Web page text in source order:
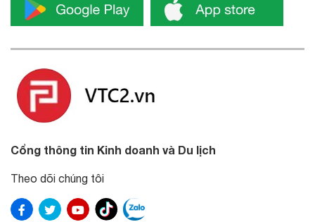
Cổng thông tin Kinh doanh và Du lịch
Theo dõi chúng tôi